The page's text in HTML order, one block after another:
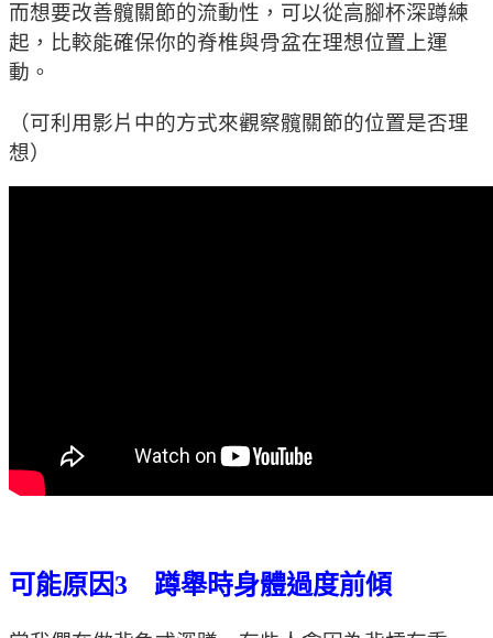
而想要改善髖關節的流動性，可以從高腳杯深蹲練
起，比較能確保你的脊椎與骨盆在理想位置上運
動。
（可利用影片中的方式來觀察髖關節的位置是否理
想）
可能原因3 蹲舉時身體過度前傾